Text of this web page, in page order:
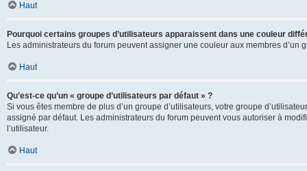
Haut
Pourquoi certains groupes d’utilisateurs apparaissent dans une couleur
Les administrateurs du forum peuvent assigner une couleur aux membres d’un
Haut
Qu’est-ce qu’un « groupe d’utilisateurs par défaut » ?
Si vous êtes membre de plus d’un groupe d’utilisateurs, votre groupe
assigné par défaut. Les administrateurs du forum peuvent vous autoriser à
l’utilisateur.
Haut